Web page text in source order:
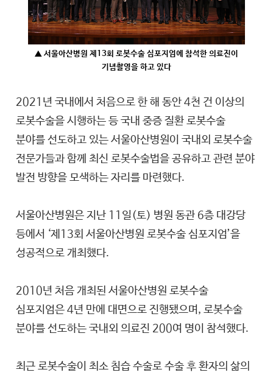
▲ 서울아산병원 제13회 로봇수술 심포지엄에 참석한 의료진이
기념촬영을 하고 있다
2021년 국내에서 처음으로 한 해 동안 4천 건 이상의
로봇수술을 시행하는 등 국내 중증 질환 로봇수술
분야를 선도하고 있는 서울아산병원이 국내외 로봇수술
전문가들과 함께 최신 로봇수술법을 공유하고 관련 분야
발전 방향을 모색하는 자리를 마련했다.
서울아산병원은 지난 11일(토) 병원 동관 6층 대강당
등에서 ‘제13회 서울아산병원 로봇수술 심포지엄’을
성공적으로 개최했다.
2010년 처음 개최된 서울아산병원 로봇수술
심포지엄은 4년 만에 대면으로 진행됐으며, 로봇수술
분야를 선도하는 국내외 의료진 200여 명이 참석했다.
최근 로봇수술이 최소 침습 수술로 수술 후 환자의 삶의